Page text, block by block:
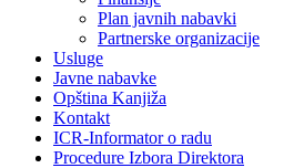
Plan javnih nabavki
Partnerske organizacije
Usluge
Javne nabavke
Opština Kanjiža
Kontakt
ICR-Informator o radu
Procedure Izbora Direktora